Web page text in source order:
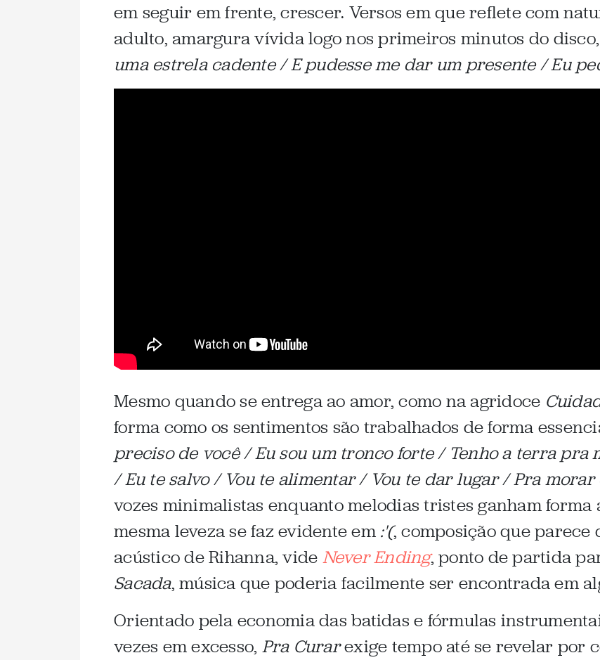
em seguir em frente, crescer. Versos em que reflete com
adulto, amargura vívida logo nos primeiros minutos do
uma estrela cadente / E pudesse me dar um presente / Eu
Mesmo quando se entrega ao amor, como na agridoce
forma como os sentimentos são trabalhados de forma
preciso de você / Eu sou um tronco forte / Tenho a terra pra
/ Eu te salvo / Vou te alimentar / Vou te dar lugar / Pra morar
vozes minimalistas enquanto melodias tristes ganham forma
mesma leveza se faz evidente em :'(, composição que parece
acústico de Rihanna, vide Never Ending, ponto de partida
Sacada, música que poderia facilmente ser encontrada em
Orientado pela economia das batidas e fórmulas
vezes em excesso, Pra Curarexige tempo até se revelar por